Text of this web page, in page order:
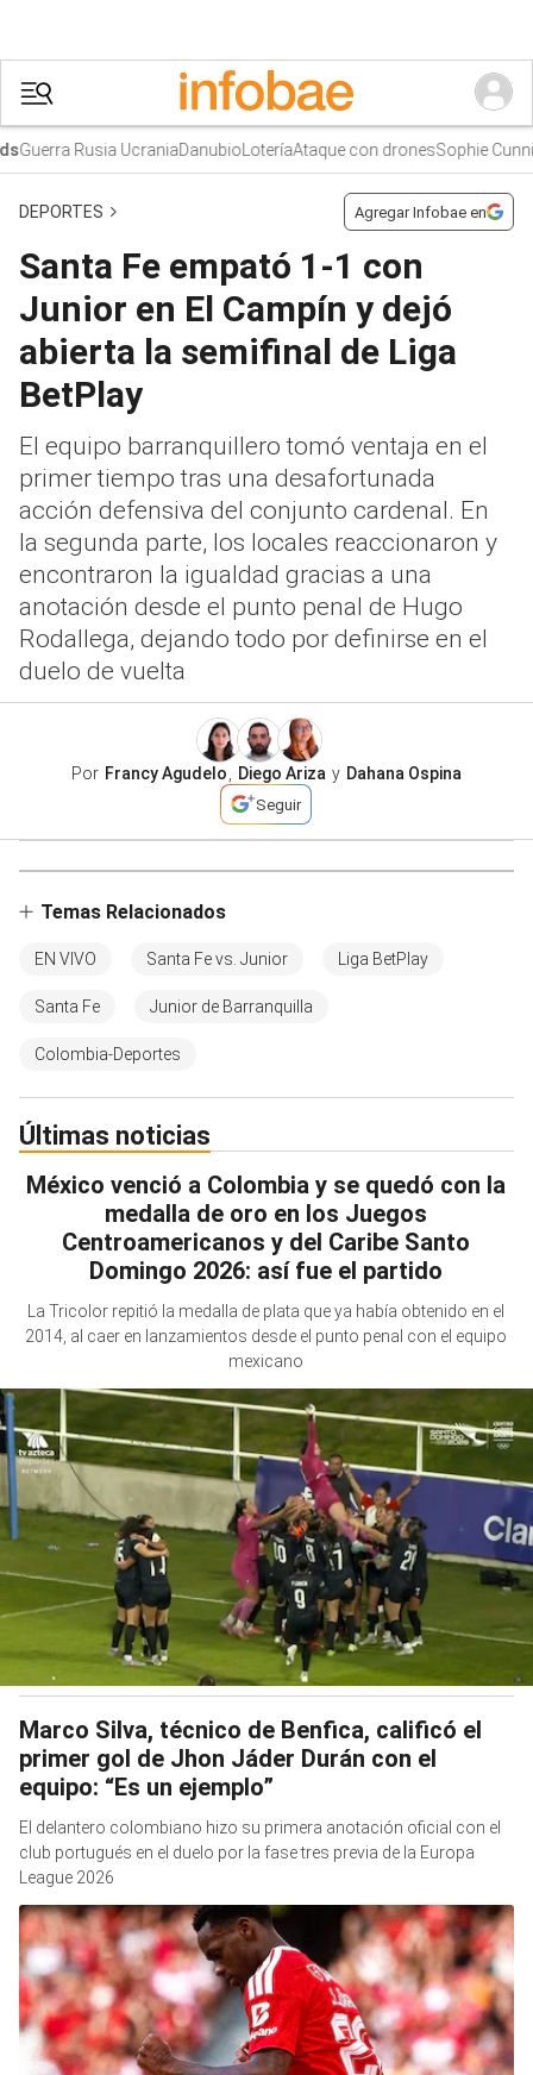
Guerra Rusia UcraniaDanubioLoteríaAtaque con dronesSophie
DEPORTES Agregar Infobae en
Santa Fe empató 1-1 con
Junior en El Campín y dejó
abierta la semifinal de Liga
BetPlay
El equipo barranquillero tomó ventaja en el
primer tiempo tras una desafortunada
acción defensiva del conjunto cardenal. En
la segunda parte, los locales reaccionaron y
encontraron la igualdad gracias a una
anotación desde el punto penal de Hugo
Rodallega, dejando todo por definirse en el
duelo de vuelta
Por Francy Agudelo Diego Ariza y Dahana Ospina
Seguir
Temas Relacionados
EN VIVO Santa Fe vs. Junior Liga BetPlay
Santa Fe Junior de Barranquilla
Colombia-Deportes
Últimas noticias
México venció a Colombia y se quedó con la
medalla de oro en los Juegos
Centroamericanos y del Caribe Santo
Domingo 2026: así fue el partido
La Tricolor repitió la medalla de plata que ya había obtenido en el
2014, al caer en lanzamientos desde el punto penal con el equipo
mexicano
Marco Silva, técnico de Benfica, calificó el
primer gol de Jhon Jáder Durán con el
equipo: “Es un ejemplo”
El delantero colombiano hizo su primera anotación oficial con el
club portugués en el duelo por la fase tres previa de la Europa
League 2026